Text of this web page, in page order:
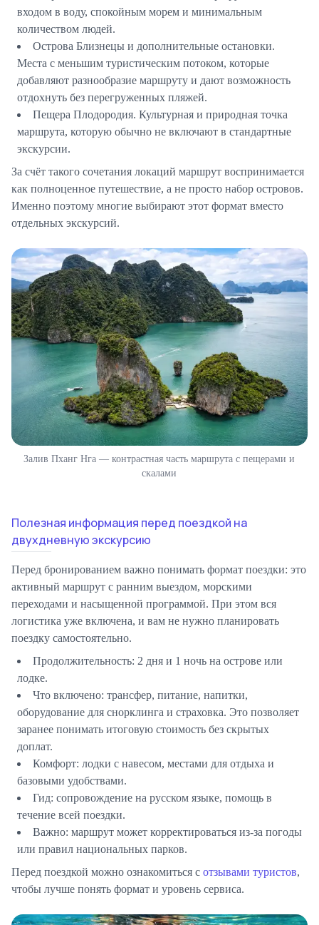
входом в воду, спокойным морем и минимальным
количеством людей.
Острова Близнецы и дополнительные остановки.
Места с меньшим туристическим потоком, которые
добавляют разнообразие маршруту и дают возможность
отдохнуть без перегруженных пляжей.
Пещера Плодородия. Культурная и природная точка
маршрута, которую обычно не включают в стандартные
экскурсии.
За счёт такого сочетания локаций маршрут воспринимается
как полноценное путешествие, а не просто набор островов.
Именно поэтому многие выбирают этот формат вместо
отдельных экскурсий.
Залив Пханг Нга — контрастная часть маршрута с пещерами и
скалами
Полезная информация перед поездкой на
двухдневную экскурсию
Перед бронированием важно понимать формат поездки: это
активный маршрут с ранним выездом, морскими
переходами и насыщенной программой. При этом вся
логистика уже включена, и вам не нужно планировать
поездку самостоятельно.
Продолжительность: 2 дня и 1 ночь на острове или
лодке.
Что включено: трансфер, питание, напитки,
оборудование для снорклинга и страховка. Это позволяет
заранее понимать итоговую стоимость без скрытых
доплат.
Комфорт: лодки с навесом, местами для отдыха и
базовыми удобствами.
Гид: сопровождение на русском языке, помощь в
течение всей поездки.
Важно: маршрут может корректироваться из-за погоды
или правил национальных парков.
Перед поездкой можно ознакомиться с отзывами туристов
чтобы лучше понять формат и уровень сервиса.